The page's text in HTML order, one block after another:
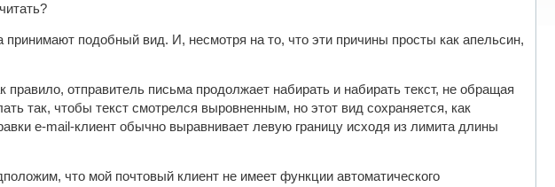
подобный вид. И, несмотря на то, что эти причины просты как апельсин,
отправитель письма продолжает набирать и набирать текст, не обращая
так, чтобы текст смотрелся выровненным, но этот вид сохраняется, как
e-mail-клиент обычно выравнивает левую границу исходя из лимита длины
что мой почтовый клиент не имеет функции автоматического